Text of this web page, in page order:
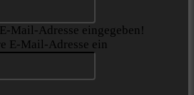
Mail-Adresse eingegeben!
E-Mail-Adresse ein